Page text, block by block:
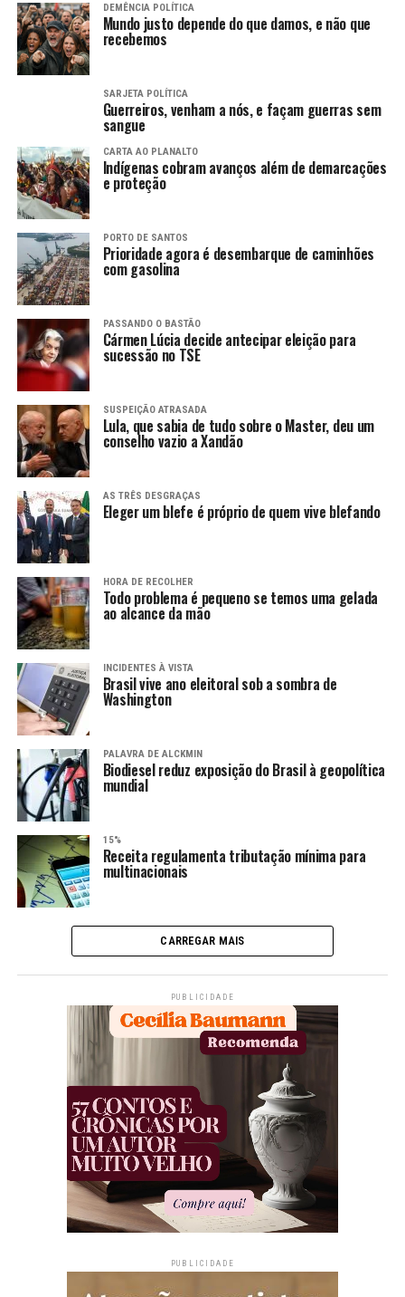
DEMÊNCIA POLÍTICA
Mundo justo depende do que damos, e não que
recebemos
SARJETA POLÍTICA
Guerreiros, venham a nós, e façam guerras sem
sangue
CARTA AO PLANALTO
Indígenas cobram avanços além de demarcações
e proteção
PORTO DE SANTOS
Prioridade agora é desembarque de caminhões
com gasolina
PASSANDO O BASTÃO
Cármen Lúcia decide antecipar eleição para
sucessão no TSE
SUSPEIÇÃO ATRASADA
Lula, que sabia de tudo sobre o Master, deu um
conselho vazio a Xandão
AS TRÊS DESGRAÇAS
Eleger um blefe é próprio de quem vive blefando
HORA DE RECOLHER
Todo problema é pequeno se temos uma gelada
ao alcance da mão
INCIDENTES À VISTA
Brasil vive ano eleitoral sob a sombra de
Washington
PALAVRA DE ALCKMIN
Biodiesel reduz exposição do Brasil à geopolítica
mundial
15%
Receita regulamenta tributação mínima para
multinacionais
CARREGAR MAIS
PUBLICIDADE
PUBLICIDADE